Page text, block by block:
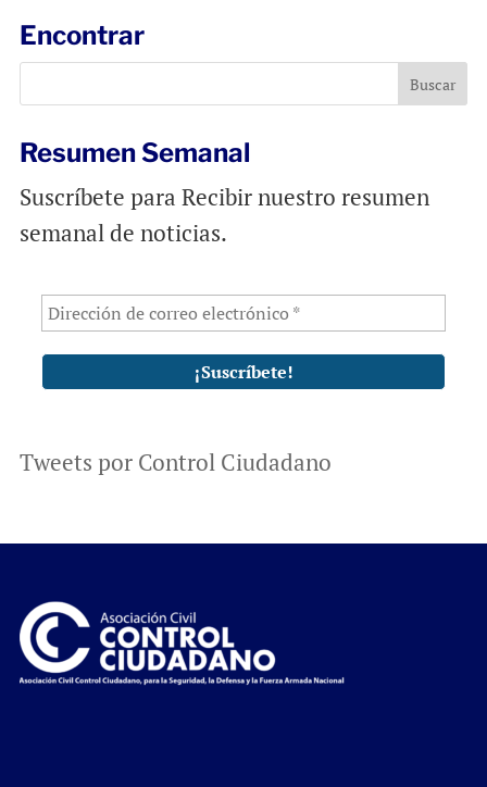
o
k
p
Encontrar
Resumen Semanal
Suscríbete para Recibir nuestro resumen
semanal de noticias.
Tweets por Control Ciudadano